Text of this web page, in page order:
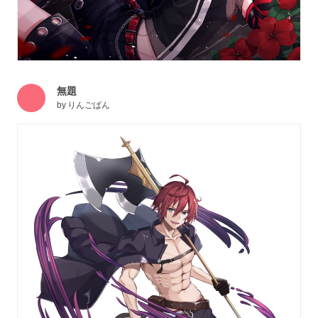
無題
by りんごぱん